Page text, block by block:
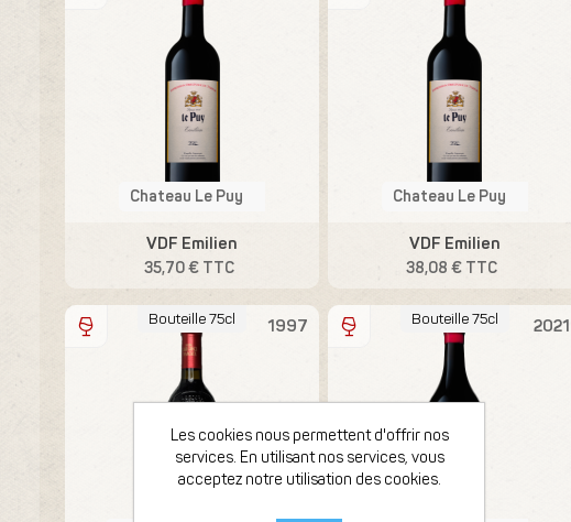
Chateau Le Puy
VDF Emilien
35,70 € TTC
Chateau Le Puy
VDF Emilien
38,08 € TTC
1997
Bouteille 75cl 2021
Bouteille 75cl
Les cookies nous permettent d'offrir nos
services. En utilisant nos services, vous
acceptez notre utilisation des cookies.